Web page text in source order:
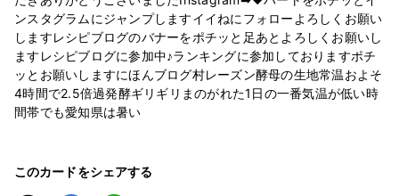
ンスタグラムにジャンプしますイイねにフォローよろしくお願い
しますレシピブログのバナーをポチッと足あとよろしくお願いし
ますレシピブログに参加中♪ランキングに参加しておりますポチ
ッとお願いしますにほんブログ村レーズン酵母の生地常温およそ
4時間で2.5倍過発酵ギリギリまのがれた1日の一番気温が低い時
間帯でも愛知県は暑い
このカードをシェアする